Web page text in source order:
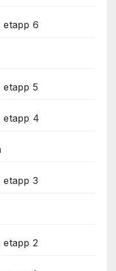
etapp 6
etapp 5
etapp 4
etapp 3
etapp 2